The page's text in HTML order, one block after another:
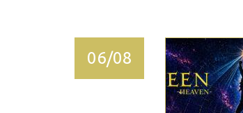
06/08